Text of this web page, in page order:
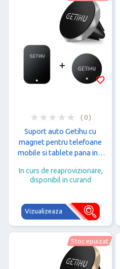
Suport auto Getihu cu
magnet pentru telefoane
mobile si tablete pana in 7
In curs de reaprovizionare,
disponibil in curand
Vizualizeaza
( 0 )
favorite_border
Stoc epuizat